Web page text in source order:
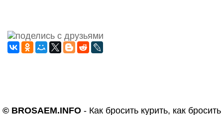
© BROSAEM.INFO- Как бросить курить, как бросить